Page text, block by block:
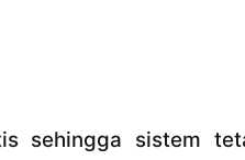
sehingga sistem